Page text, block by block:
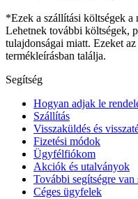
*Ezek a szállítási költségek a
Lehetnek további költségek,
tulajdonságai miatt. Ezeket
termékleírásban találja.
Segítség
Hogyan adjak le
Szállítás
Visszaküldés és
Fizetési módok
Ügyfélfiókom
Akciók és utalványok
További segítségre van
Céges ügyfelek